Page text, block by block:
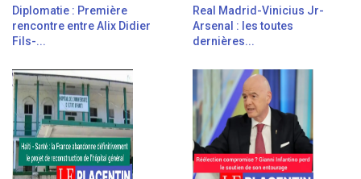
Diplomatie : Première
rencontre entre Alix Didier
Fils-...
Real Madrid-Vinicius Jr-
Arsenal : les toutes
dernières...